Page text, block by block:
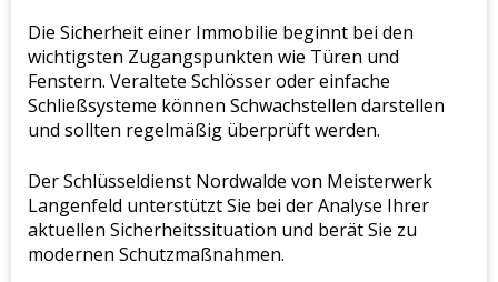
Die Sicherheit einer Immobilie beginnt bei den
wichtigsten Zugangspunkten wie Türen und
Fenstern. Veraltete Schlösser oder einfache
Schließsysteme können Schwachstellen darstellen
und sollten regelmäßig überprüft werden.
Der Schlüsseldienst Nordwalde von Meisterwerk
Langenfeld unterstützt Sie bei der Analyse Ihrer
aktuellen Sicherheitssituation und berät Sie zu
modernen Schutzmaßnahmen.